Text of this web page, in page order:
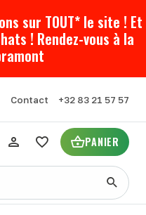
sur TOUT* le site ! Et
! Rendez-vous à la
Contact +32 83 21 57 57
PANIER